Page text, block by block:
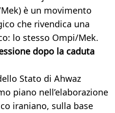
è un movimento
che rivendica una
lo stesso Ompi/Mek.
dopo la caduta
Stato di Ahwaz
piano nell’elaborazione
iraniano, sulla base